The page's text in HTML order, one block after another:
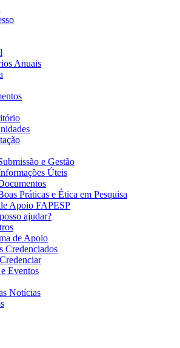
Anuais
e Gestão
Úteis
Práticas e Ética em Pesquisa
Apoio FAPESP
ajudar?
de Apoio
Credenciados
Eventos
Notícias